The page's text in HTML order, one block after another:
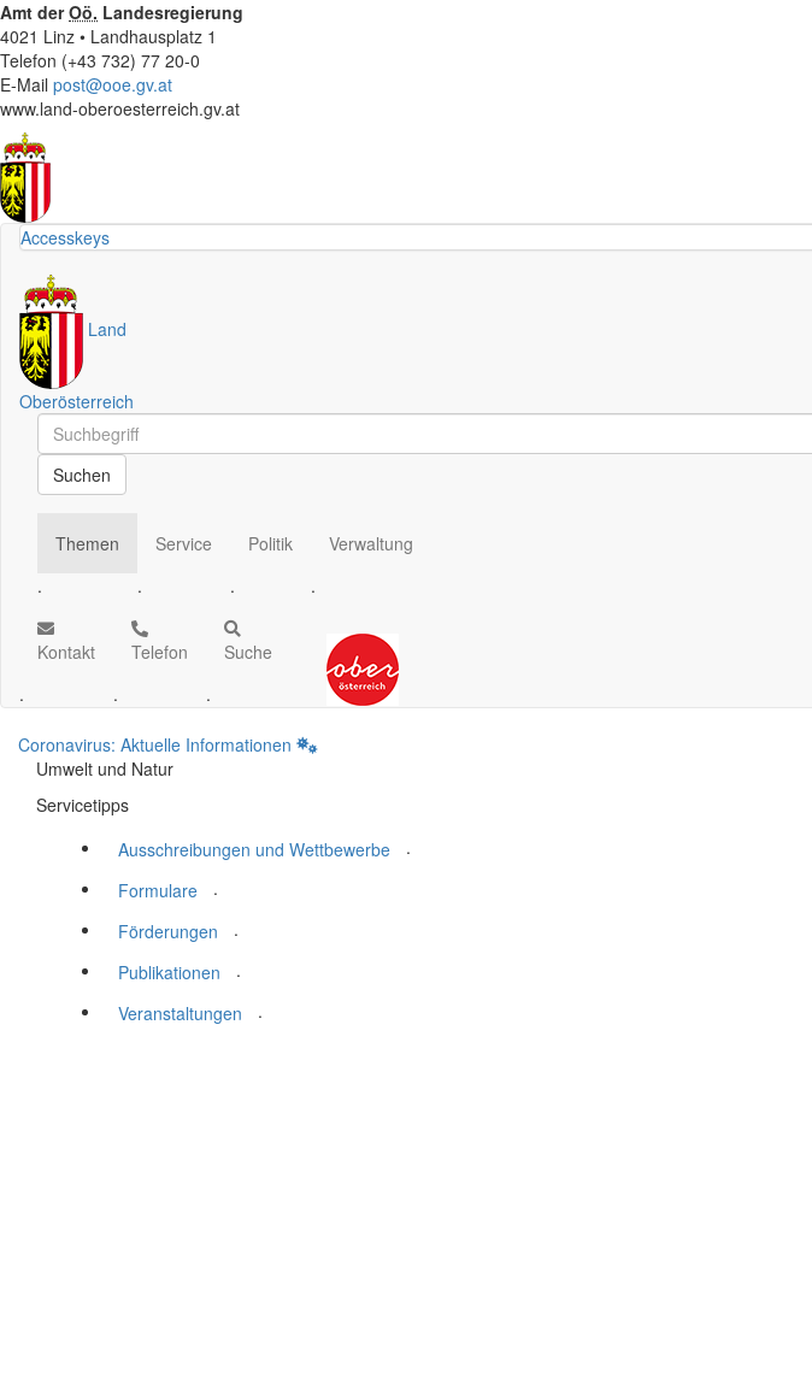
Amt derOö. Landesregierung
4021 Linz • Landhausplatz 1
Telefon (+43 732) 77 20-0
E-Mail post@ooe.gv.at
www.land-oberoesterreich.gv.at
Accesskeys
Land
Oberösterreich
Schnellsuche
Schnellsuche
Suchen
Themen
.
Service
.
Politik
.
Verwaltung
.
Kontakt
.
Telefon
.
Suche
.
Coronavirus: Aktuelle Informationen
Umwelt und Natur
Servicetipps
Ausschreibungen und Wettbewerbe
.
Formulare
.
Förderungen
.
Publikationen
.
Veranstaltungen
.